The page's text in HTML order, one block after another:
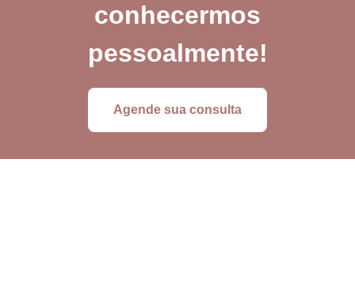
conhecermos
pessoalmente!
Agende sua consulta